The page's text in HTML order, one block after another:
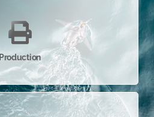
Production